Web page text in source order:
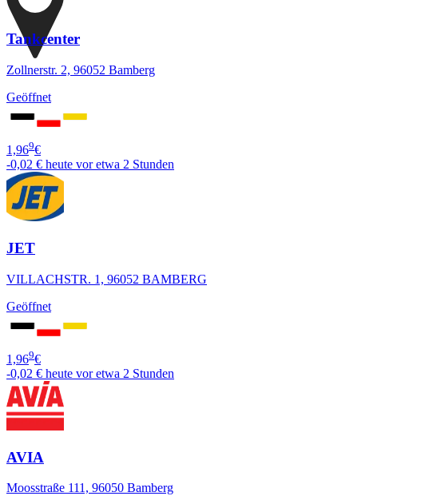
Tankcenter
Zollnerstr. 2, 96052 Bamberg
Geöffnet
1,969€
-0,02 € heute vor etwa 2 Stunden
JET
VILLACHSTR. 1, 96052 BAMBERG
Geöffnet
1,969€
-0,02 € heute vor etwa 2 Stunden
AVIA
Moosstraße 111, 96050 Bamberg